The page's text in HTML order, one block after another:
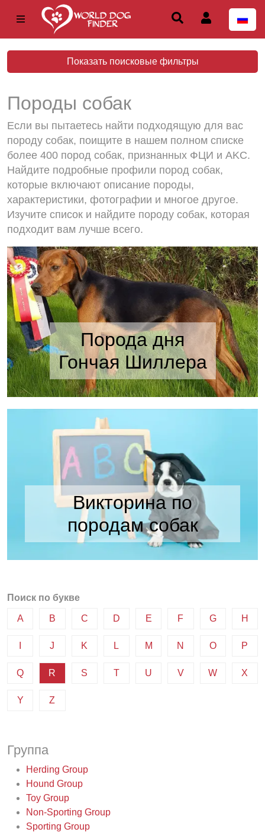
Показать поисковые фильтры
Породы собак
Если вы пытаетесь найти подходящую для вас
породу собак, поищите в нашем полном списке
более 400 пород собак, признанных ФЦИ и AKC.
Найдите подробные профили пород собак,
которые включают описание породы,
характеристики, фотографии и многое другое.
Изучите список и найдите породу собак, которая
подходит вам лучше всего.
Порода дня
Гончая Шиллера
Викторина по
породам собак
Поиск по букве
A B C D E F G H
J K L M N O P
Q R S T U V W X
Y Z
Группа
Herding Group
Hound Group
Toy Group
Non-Sporting Group
Sporting Group